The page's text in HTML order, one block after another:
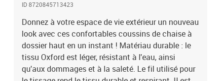
ID 8720845713423
Donnez à votre espace de vie extérieur un nouveau
look avec ces confortables coussins de chaise à
dossier haut en un instant ! Matériau durable : le
tissu Oxford est léger, résistant à l'eau, ainsi
qu'aux dommages et à la saleté. Le fil utilisé pour